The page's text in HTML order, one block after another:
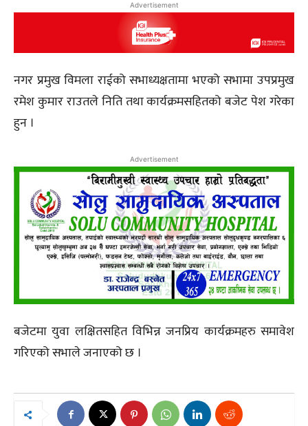
Advertisement
नगर प्रमुख विमला राईको सभाध्यक्षतामा भएको सभामा उपप्रमुख
रमेश कुमार राउतले निति तथा कार्यक्रमसहितको बजेट पेश गरेका
हुन ।
Advertisement
बजेटमा युवा लक्षितसहित विभिन्न जनप्रिय कार्यक्रमहरु समावेश
गरिएको सभाले जनाएको छ ।